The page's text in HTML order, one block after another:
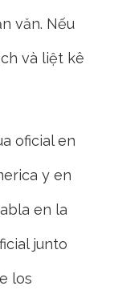
văn. Nếu
và liệt kê
oficial en
y en
en la
junto
los